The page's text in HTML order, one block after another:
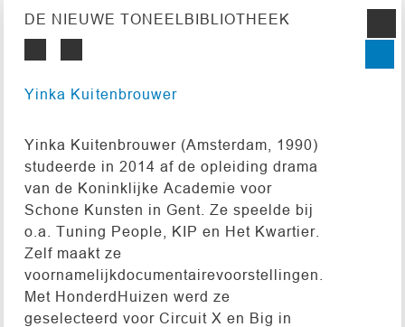
DE NIEUWE TONEELBIBLIOTHEEK
Yinka Kuitenbrouwer
Yinka Kuitenbrouwer (Amsterdam, 1990)
studeerde in 2014 af de opleiding drama
van de Koninklijke Academie voor
Schone Kunsten in Gent. Ze speelde bij
o.a. Tuning People, KIP en Het Kwartier.
Zelf maakt ze
voornamelijkdocumentairevoorstellingen.
Met HonderdHuizen werd ze
geselecteerd voor Circuit X en Big in